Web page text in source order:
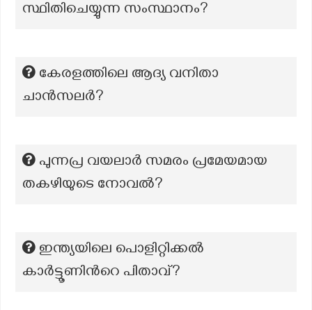
സ്ഥിതിചെയ്യുന്ന സംസ്ഥാനം?
കേരളത്തിലെ ആദ്യ വനിതാ
ചാന്‍സലര്‍?
പുന്നപ്ര വയലാര്‍ സമരം പ്രമേയമായ
തകഴിയുടെ നോവല്‍?
ഇന്ത്യയിലെ പൊളിറ്റിക്കല്‍
കാര്‍‍ട്ടൂണിന്‍റെ പിതാവ്?